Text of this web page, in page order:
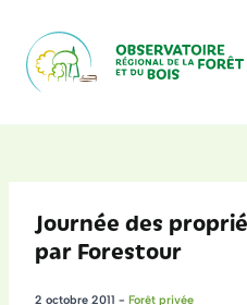
contenu
Journée des
par Forestour
2 octobre 2011 - Forêt privée